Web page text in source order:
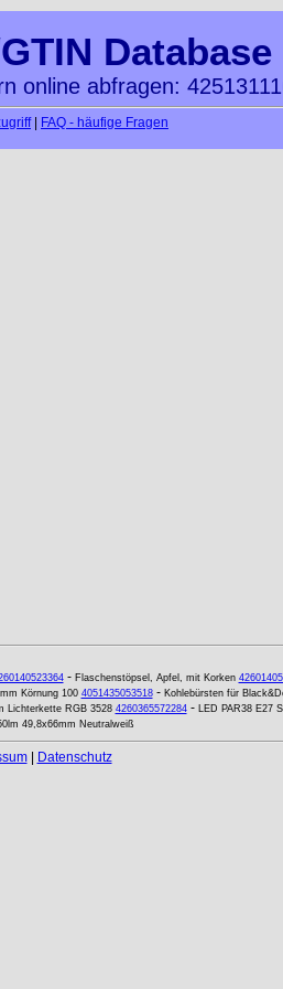
Database
online abfragen:
| FAQ - häufige Fragen
- Flaschenstöpsel, Apfel, mit Korken
Körnung 100 4051435053518- Kohlebürsten für
Lichterkette RGB 3528 4260365572284- LED PAR38 E27
49,8x66mm Neutralweiß
| Datenschutz